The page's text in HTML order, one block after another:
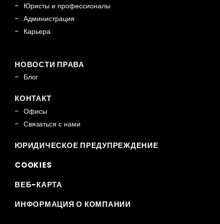
Юристы и профессионалы
Администрация
Карьера
НОВОСТИ ПРАВА
Блог
КОНТАКТ
Офисы
Связаться с нами
ЮРИДИЧЕСКОЕ ПРЕДУПРЕЖДЕНИЕ
COOKIES
ВЕБ-КАРТА
ИНФОРМАЦИЯ О КОМПАНИИ